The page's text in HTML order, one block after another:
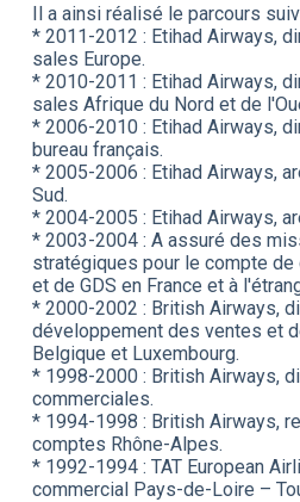
Il a ainsi réalisé le parcours
* 2011-2012 : Etihad Airways,
sales Europe.
* 2010-2011 : Etihad Airways,
sales Afrique du Nord et de
* 2006-2010 : Etihad Airways,
bureau français.
* 2005-2006 : Etihad Airways,
Sud.
* 2004-2005 : Etihad Airways,
* 2003-2004 : A assuré des
stratégiques pour le compte
et de GDS en France et à
* 2000-2002 : British Airways,
développement des ventes et
Belgique et Luxembourg.
* 1998-2000 : British Airways,
commerciales.
* 1994-1998 : British Airways,
comptes Rhône-Alpes.
* 1992-1994 : TAT European
commercial Pays-de-Loire –